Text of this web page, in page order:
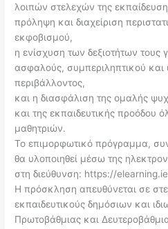
λοιπών στελεχών της
πρόληψη και διαχείριση
εκφοβισμού,
η ενίσχυση των δεξιοτήτων τους
ασφαλούς, συμπεριληπτικού και
περιβάλλοντος,
και η διασφάλιση της ομαλής
και της εκπαιδευτικής προόδου
μαθητριών.
Το επιμορφωτικό πρόγραμμα,
θα υλοποιηθεί μέσω της
στη διεύθυνση: https://
Η πρόσκληση απευθύνεται σε
εκπαιδευτικούς δημόσιων και
Πρωτοβάθμιας και